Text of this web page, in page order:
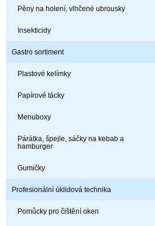
Pěny na holení, vlhčené ubrousky
Insekticidy
Gastro sortiment
Plastové kelímky
Papírové tácky
Menuboxy
Párátka, špejle, sáčky na kebab a
hamburger
Gumičky
Profesionální úklidová technika
Pomůcky pro čištění oken